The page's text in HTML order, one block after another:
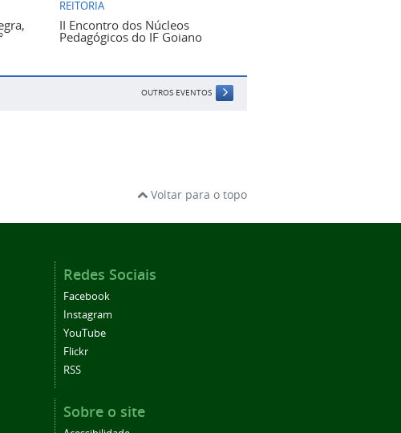
REITORIA
II Encontro dos Núcleos
Pedagógicos do IF Goiano
OUTROS EVENTOS
Voltar para o topo
Redes Sociais
Facebook
Instagram
YouTube
Flickr
RSS
Sobre o site